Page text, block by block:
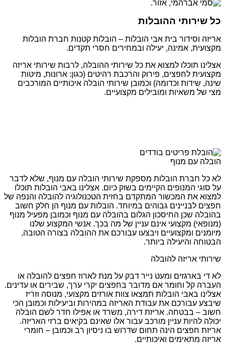
כל שירותי ההובלות
אריזה וסידור בית אבי הובלות – הובלות קטנות חברת הובלות
מקצועית, אמינה, יעילה ובמחירים חסרי תקדים.
אצלינו תוכלו למצוא את כל שירותי ההובלה, לרבות שירותי אריזה
מקצועית לחפצים, פירוק והרכבת רהיטים (כגון: ארונות, מיטות
שינה, שידות וכדומה) וכמובן שירותי הובלה איכותיים המורכבים
מצי של משאיות ומובילים מקצועיים.
הובלה עם מנוף
לא כל חברת הובלות מספקת שירותי הובלה עם מנוף, שלא לדבר
על סוגי המנופים הקיימים בשוק כיום. אצלינו באבי הובלות תוכלו
למצוא את המכשור המתקדם בחזית הטכנולוגיה להובלה והנפה של
חפצים לבניינים גבוהים במיוחד. הובלות עם מנוף הן חלק חשוב
בהובלה שכן החיסכון הגלום בהובלה עם מנוף וכמובן מפעיל מנוף
(מנופאי) מקצועי אינם עניין של מה בכך. אנשי המקצוע שלנו
מיומנים ומקצועיים ויבצעו עבורכם את ההובלה בצורה הטובה,
הבטוחה והיעילה ביותר.
שירותי אריזה להובלה
לא די בארגזים ומעט נייר דבק על מנת לארוז חפצים להובלה או
העברה קל וחומר אם מדובר בחפצים יקרי ערך, שבירים או עדינים.
אצלינו באבי הובלות תמצאו צוות אורזים מקצועי, מנוסה וזריז
שיבצע עבורכם את עבודת האריזה במהירות וביעילות וכמובן הכי
חשוב – בבטחה. אריזת דירה, משרד או אפילו חדר לשם הובלה
יכולה להיות עניין מורכב עבור אלו שאינם בקיאים ברזי האריזה.
אריזת חפצים הינה תחום שדרוש בו ניסיון רב וכמובן – חומרי
אריזה מתאימים ואיכותיים.